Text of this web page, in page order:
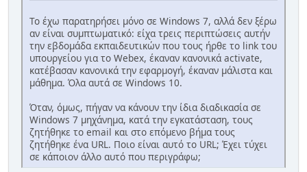
Το έχω παρατηρήσει μόνο σε Windows 7, αλλά δεν ξέρω
αν είναι συμπτωματικό: είχα τρεις περιπτώσεις αυτήν
την εβδομάδα εκπαιδευτικών που τους ήρθε το link του
υπουργείου για το Webex, έκαναν κανονικά activate,
κατέβασαν κανονικά την εφαρμογή, έκαναν μάλιστα και
μάθημα. Όλα αυτά σε Windows 10.
Όταν, όμως, πήγαν να κάνουν την ίδια διαδικασία σε
Windows 7 μηχάνημα, κατά την εγκατάσταση, τους
ζητήθηκε το email και στο επόμενο βήμα τους
ζητήθηκε ένα URL. Ποιο είναι αυτό το URL; Έχει τύχει
σε κάποιον άλλο αυτό που περιγράφω;